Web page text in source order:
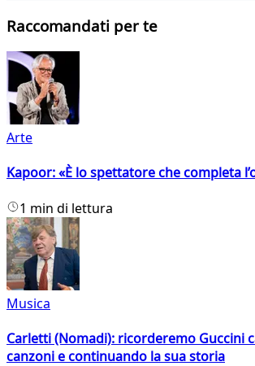
Raccomandati per te
Arte
Kapoor: «È lo spettatore che completa
1 min di lettura
Musica
Carletti (Nomadi): ricorderemo Guccini
canzoni e continuando la sua storia